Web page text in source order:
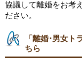
協議して離婚をお考
ださい。
「離婚･男女ト
ちら